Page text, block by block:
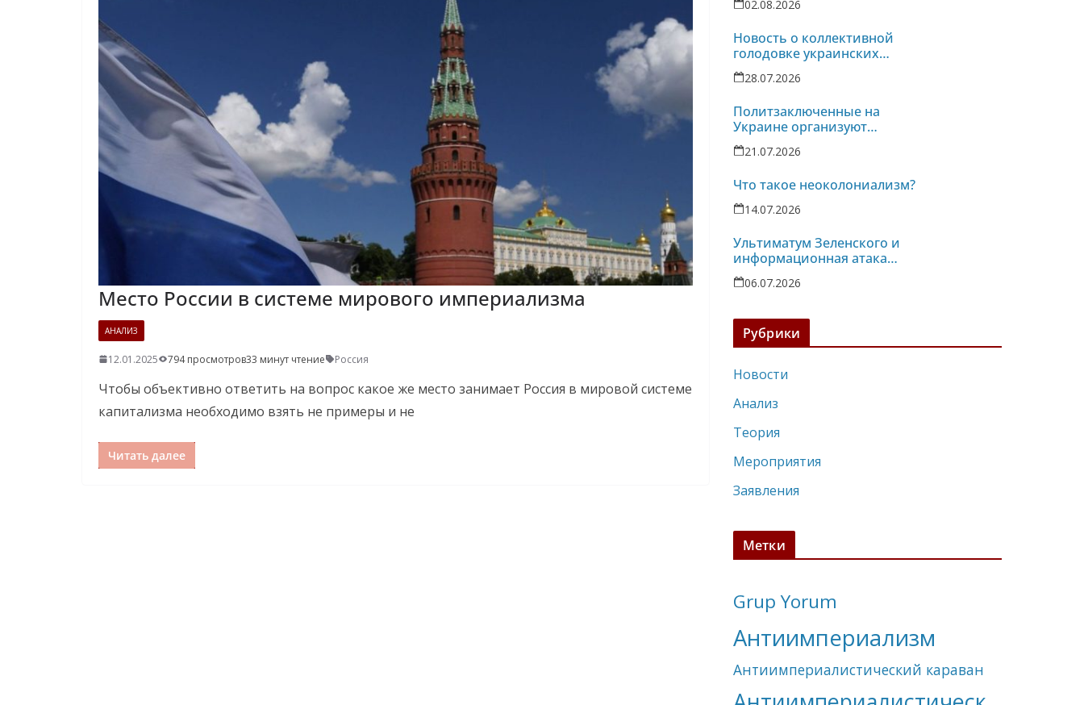
Место России в системе мирового империализма
АНАЛИЗ
12.01.2025 794 просмотров33 минут чтение Россия
Чтобы объективно ответить на вопрос какое же место занимает Россия в мировой системе
капитализма необходимо взять не примеры и не
Читать далее
02.08.2026
Новость о коллективной
голодовке украинских
политзаключенных услышана
в турецких тюрьмах
28.07.2026
Политзаключенные на
Украине организуют
однодневную голодовку
против пыток в колонии-86
21.07.2026
Что такое неоколониализм?
14.07.2026
Ультиматум Зеленского и
информационная атака
российских реакционных
СМИ против Беларуси
06.07.2026
Рубрики
Новости
Анализ
Теория
Мероприятия
Заявления
Метки
Grup Yorum
Антиимпериализм
Антиимпериалистический караван